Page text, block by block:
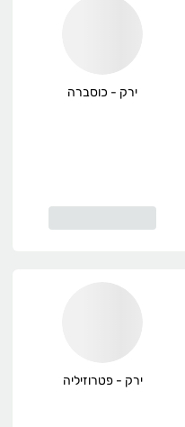
ירק - כוסברה
ירק - פטרוזיליה